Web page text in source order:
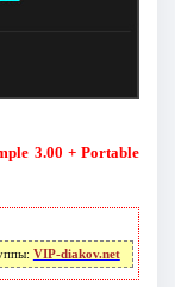
3.00 + Portable
VIP-diakov.net